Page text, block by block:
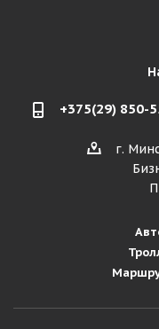
+375(29) 850-
г.